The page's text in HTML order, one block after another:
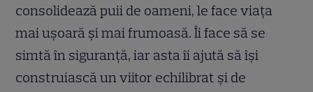
consolidează puii de oameni, le face viața
mai ușoară și mai frumoasă. Îi face să se
simtă în siguranță, iar asta îi ajută să își
construiască un viitor echilibrat și de